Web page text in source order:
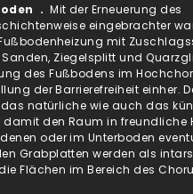
.Mit der Erneuerung des
eingebrachter
mit
Ziegelsplitt und
des Fußbodens im
der Barrierefreiheit einher.
das natürliche wie auch das
den Raum in freundliche
oder im Unterboden
Grabplatten werden als
Flächen im Bereich des